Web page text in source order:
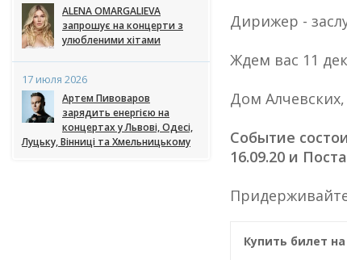
ALENA OMARGALIEVA
запрошує на концерти з
улюбленими хітами
17 июля 2026
Артем Пивоваров
зарядить енергією на
концертах у Львові, Одесі,
Луцьку, Вінниці та Хмельницькому
Дирижер -
Ждем вас 11
Дом
Событие
16.09.20 и
Купить билет